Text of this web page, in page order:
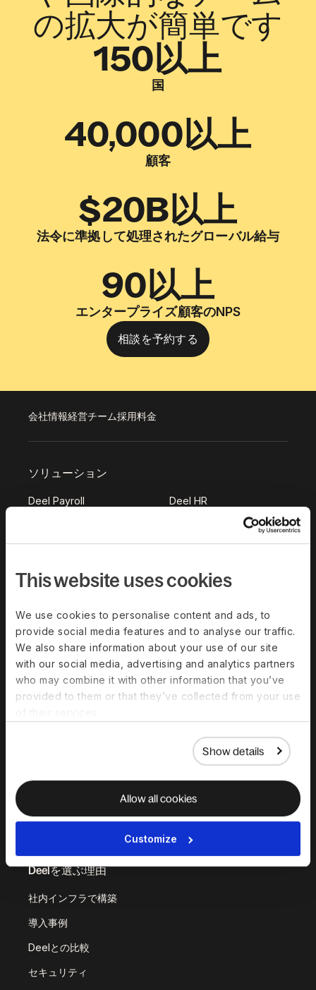
This website uses cookies
We use cookies to personalise content and ads, to
provide social media features and to analyse our traffic.
We also share information about your use of our site
with our social media, advertising and analytics partners
who may combine it with other information that you’ve
provided to them or that they’ve collected from your use
Show details
Allow all cookies
Customize
の拡大が簡単です
150以上
国
40,000以上
顧客
$20B以上
法令に準拠して処理されたグローバル給与
90以上
エンタープライズ顧客のNPS
相談を予約する
会社情報経営チーム採用料金
ソリューション
Deel Payroll Deel HR
Deel Embedded Deel Services
Deel Platform
HRプラットフォーム
Deel AI
プラットフォームのステ
Deelを選ぶ理由
社内インフラで構築
導入事例
Deelとの比較
セキュリティ